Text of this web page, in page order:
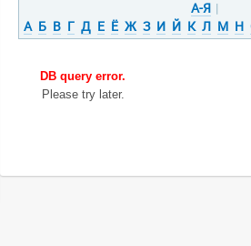
А-Я |
А Б В Г Д Е Ё Ж З И Й К Л М Н
DB query error.
Please try later.